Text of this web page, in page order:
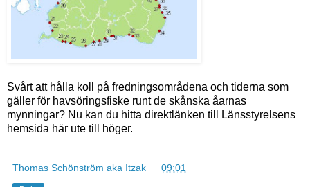
Svårt att hålla koll på fredningsområdena och tiderna som
gäller för havsöringsfiske runt de skånska åarnas
mynningar? Nu kan du hitta direktlänken till Länsstyrelsens
hemsida här ute till höger.
Thomas Schönström aka Itzak 09:01